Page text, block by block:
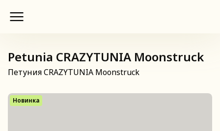
Petunia CRAZYTUNIA Moonstruck
Петуния CRAZYTUNIA Moonstruck
Новинка